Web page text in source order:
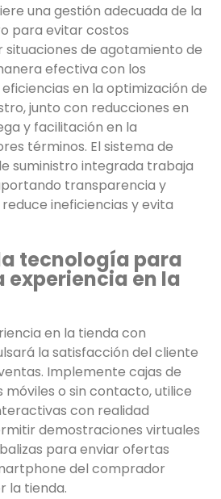
una gestión adecuada de la
para evitar costos
situaciones de agotamiento de
efectiva con los
en la optimización de
junto con reducciones en
y facilitación en la
términos. El sistema de
suministro integrada trabaja
transparencia y
ineficiencias y evita
tecnología para
experiencia en la
en la tienda con
la satisfacción del cliente
Implemente cajas de
móviles o sin contacto, utilice
con realidad
demostraciones virtuales
para enviar ofertas
del comprador
la tienda.